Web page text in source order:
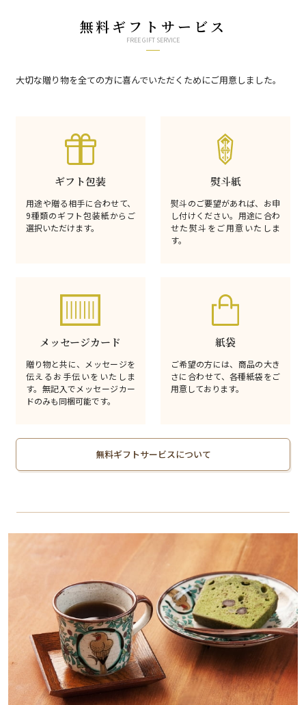
無料ギフトサービス
FREE GIFT SERVICE
大切な贈り物を全ての方に喜んでいただくためにご用意しました。
ギフト包装
用途や贈る相手に合わせて、
9種類のギフト包装紙からご
選択いただけます。
熨斗紙
熨斗のご要望があれば、お申
し付けください。用途に合わ
せた熨斗をご用意いたしま
す。
メッセージカード
贈り物と共に、メッセージを
伝えるお手伝いをいたしま
す。無記入でメッセージカー
ドのみも同梱可能です。
紙袋
ご希望の方には、商品の大き
さに合わせて、各種紙袋をご
用意しております。
無料ギフトサービスについて